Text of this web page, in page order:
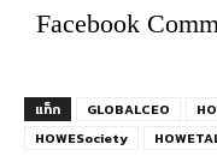
Facebook
แท็ก GLOBALCEO
HOWESociety